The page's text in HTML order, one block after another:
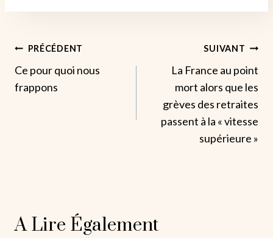
Navigation
De
PRÉCÉDENT
Ce pour quoi nous
frappons
SUIVANT
La France au point
mort alors que les
grèves des retraites
passent à la « vitesse
supérieure »
A Lire Également